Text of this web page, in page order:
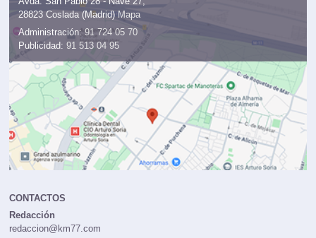
28823 Coslada (Madrid) Mapa
Administración: 91 724 05 70
Publicidad: 91 513 04 95
CONTACTOS
Redacción
redaccion@km77.com